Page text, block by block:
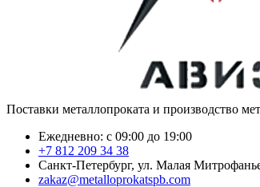
Поставки металлопроката и производство
Ежедневно: с 09:00 до 19:00
+7 812 209 34 38
Санкт-Петербург, ул. Малая
zakaz@metalloprokatspb.com